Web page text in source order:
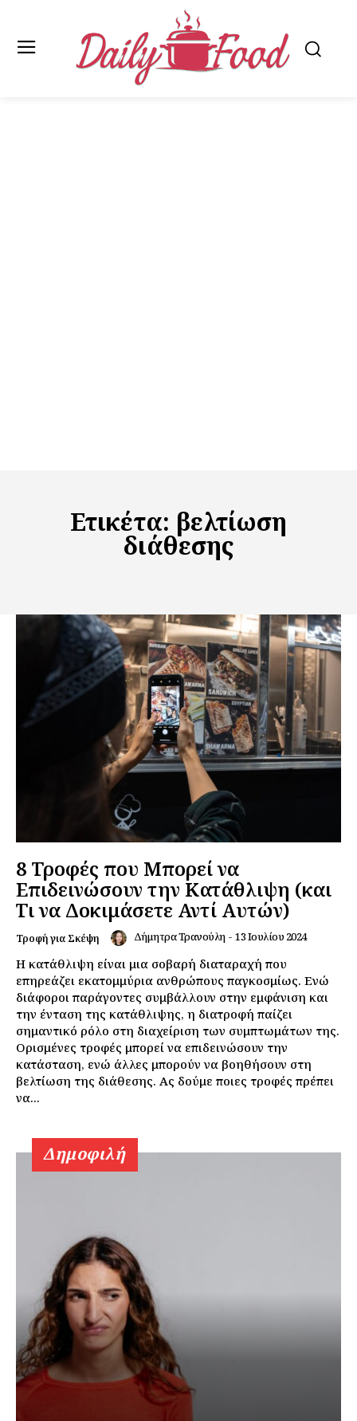
Ετικέτα: βελτίωση
διάθεσης
8 Τροφές που Μπορεί να
Επιδεινώσουν την Κατάθλιψη (και
Τι να Δοκιμάσετε Αντί Αυτών)
Τροφή για Σκέψη Δήμητρα Τρανούλη - 13 Ιουλίου 2024
Η κατάθλιψη είναι μια σοβαρή διαταραχή που
επηρεάζει εκατομμύρια ανθρώπους παγκοσμίως. Ενώ
διάφοροι παράγοντες συμβάλλουν στην εμφάνιση και
την ένταση της κατάθλιψης, η διατροφή παίζει
σημαντικό ρόλο στη διαχείριση των συμπτωμάτων της.
Ορισμένες τροφές μπορεί να επιδεινώσουν την
κατάσταση, ενώ άλλες μπορούν να βοηθήσουν στη
βελτίωση της διάθεσης. Ας δούμε ποιες τροφές πρέπει
να...
Δημοφιλή